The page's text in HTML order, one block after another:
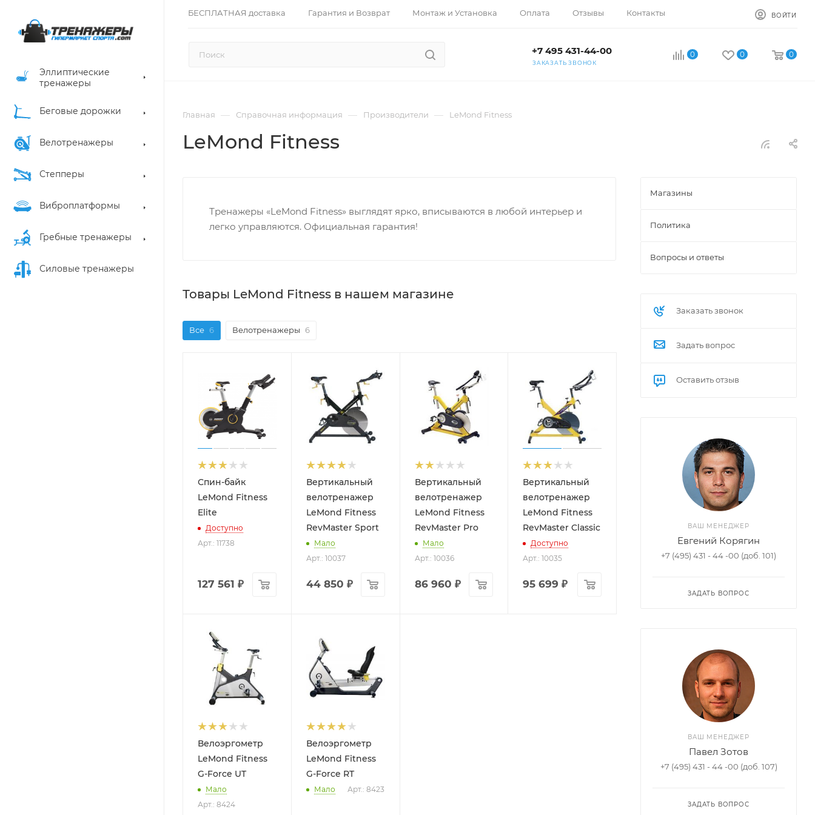
БЕСПЛАТНАЯ доставка Гарантия и Возврат Монтаж и Установка Оплата Отзывы Контакты ВОЙТИ
+7 495 431-44-00
ЗАКАЗАТЬ ЗВОНОК
0 0 0
Эллиптические
тренажеры
Беговые дорожки
Велотренажеры
Степперы
Виброплатформы
Гребные тренажеры
Силовые тренажеры
Главная — Справочная информация — Производители — LeMond Fitness
LeMond Fitness
Тренажеры «LeMond Fitness» выглядят ярко, вписываются в любой интерьер и
легко управляются. Официальная гарантия!
Товары LeMond Fitness в нашем магазине
Все 6 Велотренажеры 6
Спин-байк
LeMond Fitness
Elite
Доступно
Арт.: 11738
127 561 ₽
Вертикальный
велотренажер
LeMond Fitness
RevMaster Sport
Мало
Арт.: 10037
44 850 ₽
Вертикальный
велотренажер
LeMond Fitness
RevMaster Pro
Мало
Арт.: 10036
86 960 ₽
Вертикальный
велотренажер
LeMond Fitness
RevMaster Classic
Доступно
Арт.: 10035
95 699 ₽
Велоэргометр
LeMond Fitness
G-Force UT
Мало
Арт.: 8424
Велоэргометр
LeMond Fitness
G-Force RT
Мало Арт.: 8423
Магазины
Политика
Вопросы и ответы
Заказать звонок
Задать вопрос
Оставить отзыв
ВАШ МЕНЕДЖЕР
Евгений Корягин
+7 (495) 431 - 44 -00 (доб. 101)
ЗАДАТЬ ВОПРОС
ВАШ МЕНЕДЖЕР
Павел Зотов
+7 (495) 431 - 44 -00 (доб. 107)
ЗАДАТЬ ВОПРОС